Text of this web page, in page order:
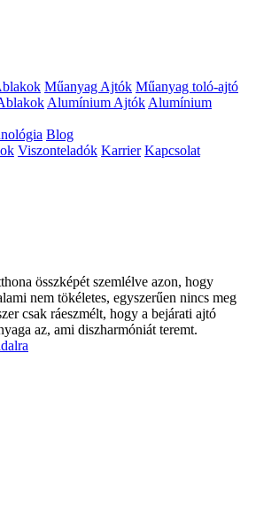
Műanyag Ajtók Műanyag toló-ajtó
Alumínium Ajtók Alumínium
Blog
Viszonteladók Karrier Kapcsolat
összképét szemlélve azon, hogy
nem tökéletes, egyszerűen nincs meg
csak ráeszmélt, hogy a bejárati ajtó
az, ami diszharmóniát teremt.